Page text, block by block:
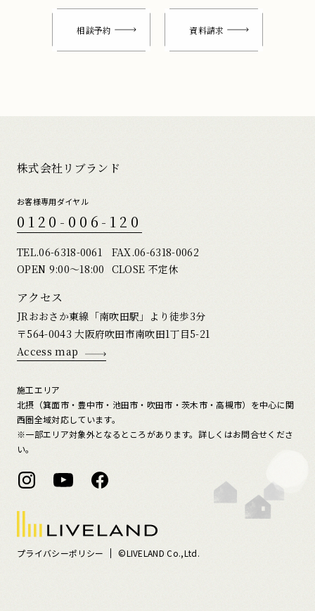
相談予約 資料請求
株式会社リブランド
お客様専用ダイヤル
0120-006-120
TEL.06-6318-0061
FAX.06-6318-0062
OPEN 9:00〜18:00 CLOSE 不定休
アクセス
JRおおさか東線「南吹田駅」より徒歩3分
〒564-0043 大阪府吹田市南吹田1丁目5-21
Access map
施工エリア
北摂（箕面市・豊中市・池田市・吹田市・茨木市・高槻市）を中心に関
西圏全域対応しています。
※一部エリア対象外となるところがあります。詳しくはお問合せくださ
い。
プライバシーポリシー ©LIVELAND Co.,Ltd.